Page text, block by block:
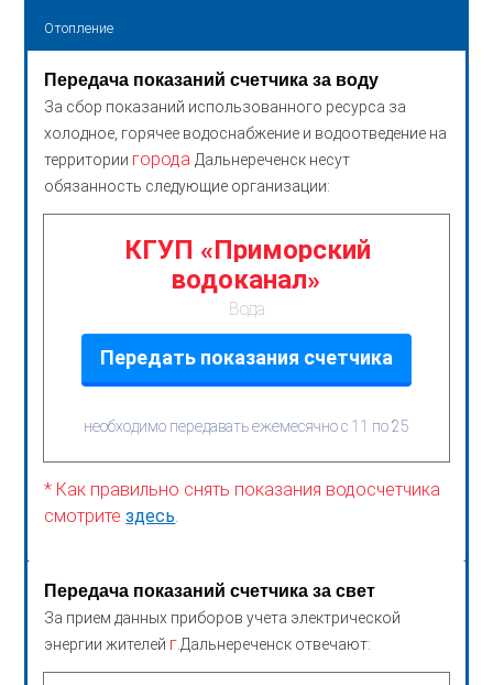
Отопление
Передача показаний счетчика за воду
За сбор показаний использованного ресурса за
холодное, горячее водоснабжение и водоотведение на
территории города Дальнереченск несут
обязанность следующие организации:
КГУП «Приморский
водоканал»
Вода
Передать показания счетчика
необходимо передавать ежемесячно с 11 по 25
* Как правильно снять показания водосчетчика
смотритездесь
Передача показаний счетчика за свет
За прием данных приборов учета электрической
энергии жителей г. Дальнереченск отвечают: